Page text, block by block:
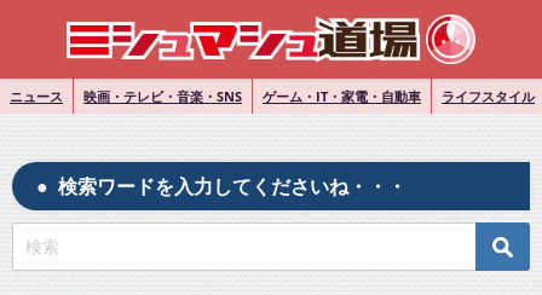
ニュース 映画・テレビ・音楽・SNS ゲーム・IT・家電・自動車 ライフスタイル
検索ワードを入力してくださいね・・・